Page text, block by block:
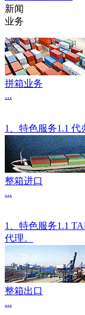
新闻
业务
拼箱业务
...
1、特色服务1.1
整箱进口
...
1、特色服务1.1
代理。
整箱出口
...